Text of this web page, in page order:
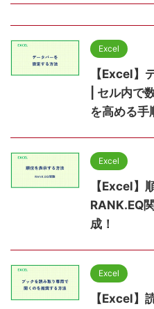
Excel
【Excel】
| セル内で
を高める手
Excel
【Excel】
RANK.EQ
成！
Excel
【Excel】